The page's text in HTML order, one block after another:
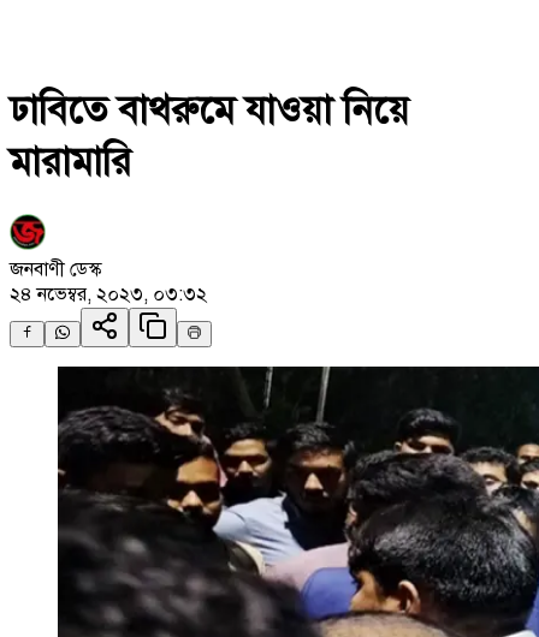
ঢাবিতে বাথরুমে যাওয়া নিয়ে
মারামারি
জনবাণী ডেস্ক
২৪ নভেম্বর, ২০২৩, ০৩:৩২